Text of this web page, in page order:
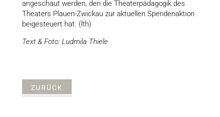
angeschaut werden, den die Theaterpädagogik des
Theaters Plauen-Zwickau zur aktuellen Spendenaktion
beigesteuert hat. (lth)
Text & Foto: Ludmila Thiele
ZURÜCK